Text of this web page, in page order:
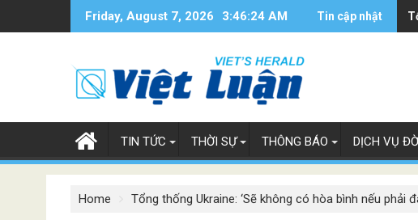
Friday, August 7, 2026 3:46:25 AM Tin cập nhật
TIN TỨC THỜI SỰ THÔNG BÁO DỊCH VỤ
Home Tổng thống Ukraine: ‘Sẽ không có hòa bình nếu phải